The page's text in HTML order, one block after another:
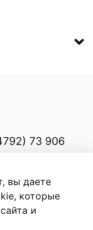
73 906
ул.
вы даете
которые
и